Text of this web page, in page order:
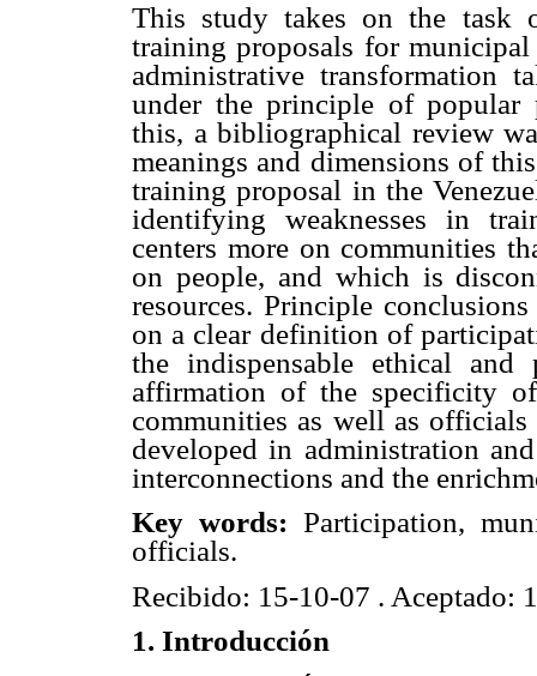
This study takes on the task
training proposals for
administrative transformation
under the principle of popular
this, a bibliographical review
meanings and dimensions of
training proposal in the
identifying weaknesses in
centers more on communities
on people, and which is
resources. Principle
on a clear definition of
the indispensable ethical
affirmation of the specificity
communities as well as
developed in administration
interconnections and the
Key words: Participation,
officials.
Recibido: 15-10-07 . Aceptado:
1. Introducción